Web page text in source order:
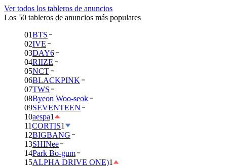
Ver todos los tableros de anuncios
Los 50 tableros de anuncios más populares
01BTS
02IVE
03DAY6
04RIIZE
05NCT
06BLACKPINK
07TWS
08Byeon Woo-seok
09SEVENTEEN
10aespa1
11CORTIS1
12BIGBANG
13SHINee
14Park Bo-gum
15ALPHA DRIVE ONE)1